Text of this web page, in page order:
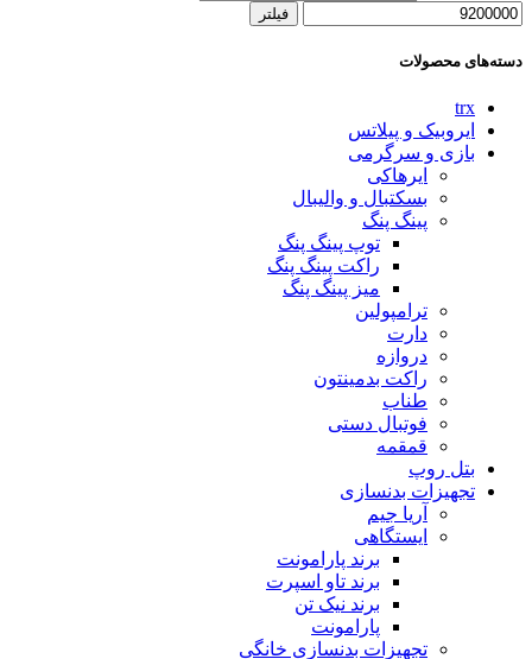
فیلتر
دسته‌های محصولات
trx
ایروبیک و پیلاتس
بازی و سرگرمی
ایرهاکی
بسکتبال و والیبال
پینگ پنگ
توپ پینگ پنگ
راکت پینگ پنگ
میز پینگ پنگ
ترامپولین
دارت
دروازه
راکت بدمینتون
طناب
فوتبال دستی
قمقمه
بتل روپ
تجهیزات بدنسازی
آریا جیم
ایستگاهی
برند پارامونت
برند تاو اسپرت
برند نیک تن
پارامونت
تجهیزات بدنسازی خانگی